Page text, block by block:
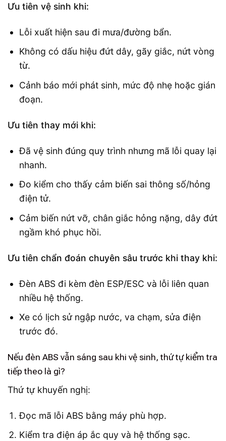
Ưu tiên vệ sinh khi:
Lỗi xuất hiện sau đi mưa/đường bẩn.
Không có dấu hiệu đứt dây, gãy giắc, nứt vòng
từ.
Cảnh báo mới phát sinh, mức độ nhẹ hoặc gián
đoạn.
Ưu tiên thay mới khi:
Đã vệ sinh đúng quy trình nhưng mã lỗi quay lại
nhanh.
Đo kiểm cho thấy cảm biến sai thông số/hỏng
điện tử.
Cảm biến nứt vỡ, chân giắc hỏng nặng, dây đứt
ngầm khó phục hồi.
Ưu tiên chẩn đoán chuyên sâu trước khi thay khi:
Đèn ABS đi kèm đèn ESP/ESC và lỗi liên quan
nhiều hệ thống.
Xe có lịch sử ngập nước, va chạm, sửa điện
trước đó.
Nếu đèn ABS vẫn sáng sau khi vệ sinh, thứ tự kiểm tra
tiếp theo là gì?
Thứ tự khuyến nghị:
Đọc mã lỗi ABS bằng máy phù hợp.
Kiểm tra điện áp ắc quy và hệ thống sạc.